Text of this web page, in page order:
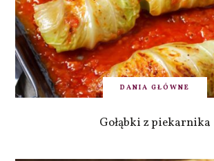
DANIA GŁÓWNE
Gołąbki z piekarnika